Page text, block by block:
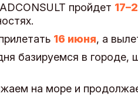
пройдет
16 июня, а
базируемся в городе,
на море и